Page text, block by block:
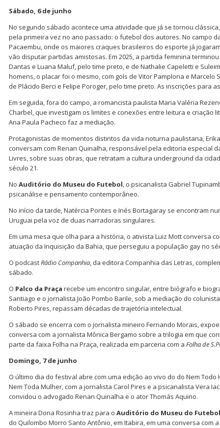
Sábado, 6 de junho
No segundo sábado acontece uma atividade que já se tornou
pela primeira vez no ano passado: o futebol dos autores. No campo
Pacaembu, onde os maiores craques brasileiros do esporte já
vão disputar partidas amistosas. Em 2025, a partida feminina terminou
Dantas e Luana Maluf, pelo time preto, e de Nathalie Capeletti e
homens, o placar foi o mesmo, com gols de Vitor Pamplona e Marcelo
de Plácido Berci e Felipe Poroger, pelo time preto. As inscrições para
Em seguida, fora do campo, a romancista paulista Maria Valéria
Charbel, que investigam os limites e conexões entre leitura e criação
Ana Paula Pacheco faz a mediação.
Protagonistas de momentos distintos da vida noturna paulistana,
conversam com Renan Quinalha, responsável pela editoria especial
Livres, sobre suas obras, que retratam a cultura underground da
século 21.
No Auditório do Museu do Futebol, o psicanalista Gabriel
psicanálise e pensamento contemporâneo.
No início da tarde, Natércia Pontes e Inés Bortagaray se encontram
Uruguai pela voz de duas narradoras singulares.
Em uma mesa que olha para a história, o ativista Luiz Mott conversa
atuação da Inquisição da Bahia, que perseguiu a população gay no
O podcastRádio Companhia, da editora Companhia das Letras,
sábado.
O Palco da Praça recebe um encontro singular, entre biógrafo e
Santiago e o jornalista João Pombo Barile, sob a mediação do
Roberto Pires, repassam décadas de trajetória intelectual.
O sábado se encerra com o jornalista mineiro Fernando Morais,
conversa com a jornalista Mônica Bergamo sobre a trilogia em que
parte da faixa Folha na Praça, realizada em parceria com a Folha de
Domingo, 7 de junho
O último dia do festival abre com uma edição ao vivo do do Nem
Nem Toda Mulher, com a jornalista Carol Pires e a psicanalista Vera
convidou o advogado Renan Quinalha e o ator Thomás Aquino.
A mineira Dona Rosinha traz para o Auditório do Museu do Futebol
do Quilombo Morro Santo Antônio, em Itabira, em uma conversa com